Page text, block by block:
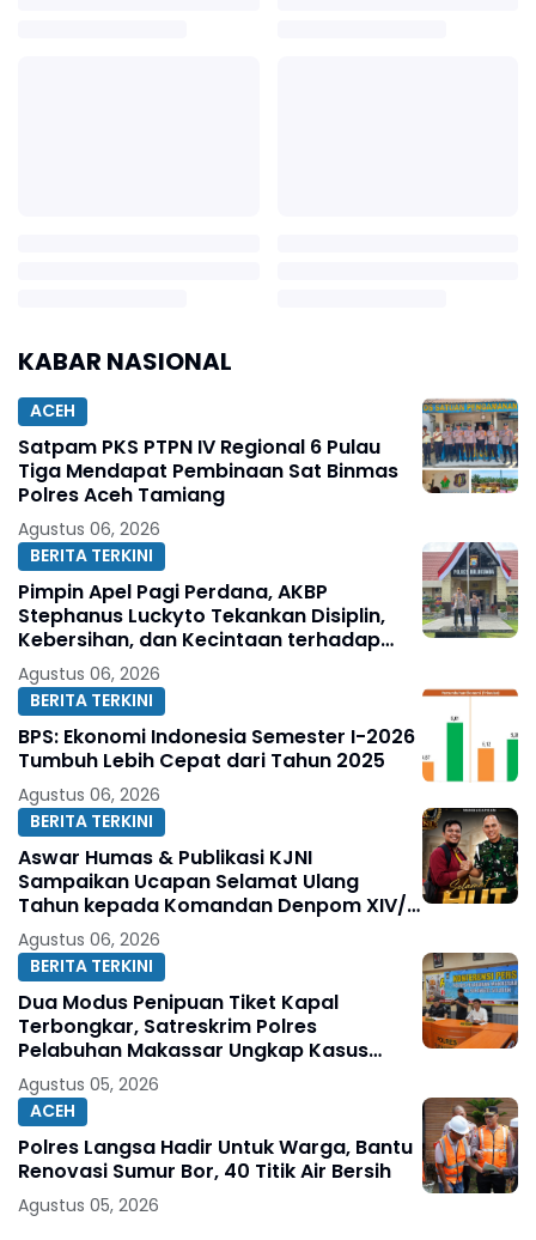
KABAR NASIONAL
ACEH
Satpam PKS PTPN IV Regional 6 Pulau
Tiga Mendapat Pembinaan Sat Binmas
Polres Aceh Tamiang
Agustus 06, 2026
BERITA TERKINI
Pimpin Apel Pagi Perdana, AKBP
Stephanus Luckyto Tekankan Disiplin,
Kebersihan, dan Kecintaan terhadap
Organisasi
Agustus 06, 2026
BERITA TERKINI
BPS: Ekonomi Indonesia Semester I-2026
Tumbuh Lebih Cepat dari Tahun 2025
Agustus 06, 2026
BERITA TERKINI
Aswar Humas & Publikasi KJNI
Sampaikan Ucapan Selamat Ulang
Tahun kepada Komandan Denpom XIV/4
Makassar
Agustus 06, 2026
BERITA TERKINI
Dua Modus Penipuan Tiket Kapal
Terbongkar, Satreskrim Polres
Pelabuhan Makassar Ungkap Kasus
Menonjol
Agustus 05, 2026
ACEH
Polres Langsa Hadir Untuk Warga, Bantu
Renovasi Sumur Bor, 40 Titik Air Bersih
Agustus 05, 2026